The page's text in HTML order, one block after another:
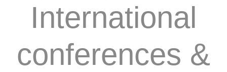
International
conferences &